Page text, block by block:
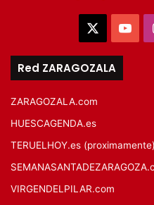
Red ZARAGOZALA
ZARAGOZALA.com
HUESCAGENDA.es
TERUELHOY.es (proximamente)
VIRGENDELPILAR.com